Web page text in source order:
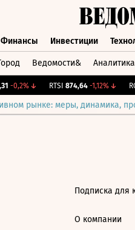
Финансы Инвестиции
Ведомости& Аналитика
-0,2%↓ RTSI 874,64 -1,12%↓
рынке: меры, динамика,
Подписка для
О компании